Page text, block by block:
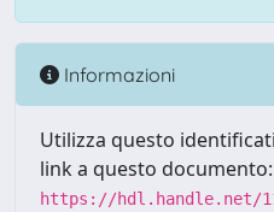
Informazioni
Utilizza questo
link a questo documento:
https://hdl.handle.net/